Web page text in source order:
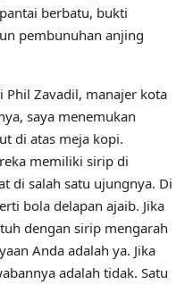
berbatu, bukti
pembunuhan anjing
Phil Zavadil, manajer kota
saya menemukan
di atas meja kopi.
memiliki sirip di
di salah satu ujungnya. Di
bola delapan ajaib. Jika
dengan sirip mengarah
Anda adalah ya. Jika
adalah tidak. Satu